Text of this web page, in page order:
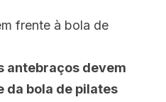
frente à bola de
antebraços devem
da bola de pilates